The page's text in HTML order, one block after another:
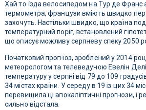
Хай то їзда велосипедом на Тур де Франс
термометра, французи вміють швидко
захочуть. Настільки швидко, що країна
температурний поріг, встановлений
що описує можливу серпневу спеку 2050
Початковий прогноз, зроблений у 2014
метеорологом та телеведучою Евелін
температуру у серпні від 79 до 109
34 містах країни. У середу в 19 із цих 34
перевищила ці апокаліптичні прогнози, і
сильно відстала.